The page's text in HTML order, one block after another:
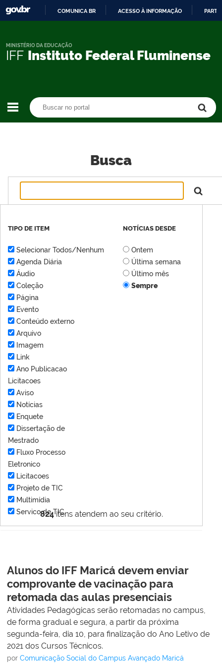
CONTEÚDO
COMUNICA BR ACESSO À INFORMAÇÃO
IFF Instituto Federal Fluminense
MINISTÉRIO DA EDUCAÇÃO
Busca
824itens atendem ao seu critério.
TIPO DE ITEM
Selecionar Todos/Nenhum
Agenda Diária
Áudio
Coleção
Página
Evento
Conteúdo externo
Arquivo
Imagem
Link
Ano Publicacao
Licitacoes
Aviso
Notícias
Enquete
Dissertação de
Mestrado
Fluxo Processo
Eletronico
Licitacoes
Projeto de TIC
Multimídia
Servico de TIC
NOTÍCIAS DESDE
Ontem
Última semana
Último mês
Sempre
Alunos do IFF Maricá devem enviar
comprovante de vacinação para
retomada das aulas presenciais
Atividades Pedagógicas serão retomadas no campus,
de forma gradual e segura, a partir da próxima
segunda-feira, dia 10, para finalização do Ano Letivo de
2021 dos Cursos Técnicos.
por Comunicação Social do Campus Avançado Maricá